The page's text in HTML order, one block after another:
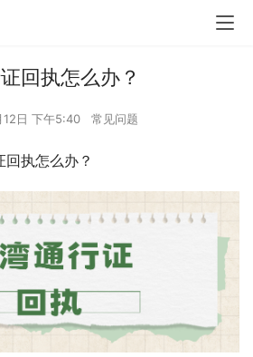
回执怎么办？
日 下午5:40 常见问题
执怎么办？